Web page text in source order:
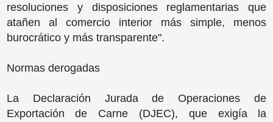
resoluciones y disposiciones reglamentarias que
atañen al comercio interior más simple, menos
burocrático y más transparente".
Normas derogadas
La Declaración Jurada de Operaciones de
Exportación de Carne (DJEC), que exigía la